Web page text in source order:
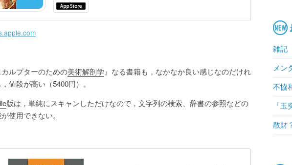
カルプターのための美術解剖学 』なる書籍も，なかなか良い感じなのだけれ
値段が高い（5400円）。
版は，単純にスキャンしただけなので，文字列の検索、辞書の参照などの
使用できない。
雑記
メン
不協
「
散財